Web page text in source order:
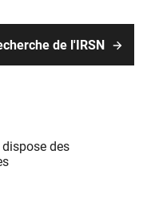
de l'IRSN
des